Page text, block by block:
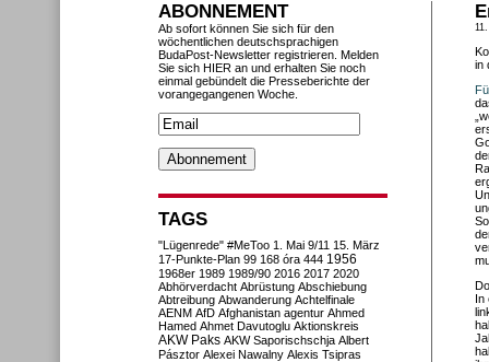
in
In
ABONNEMENT
Ab sofort können Sie sich für den
wöchentlichen deutschsprachigen
BudaPost-Newsletter registrieren. Melden
Sie sich HIER an und erhalten Sie noch
einmal gebündelt die Presseberichte der
vorangegangenen Woche.
TAGS
"Lügenrede" #MeToo 1. Mai 9/11 15. März
17-Punkte-Plan 99 168 óra 444 1956
1968er 1989 1989/90 2016 2017 2020
Abhörverdacht Abrüstung Abschiebung
Abtreibung Abwanderung Achtelfinale
AENM AfD Afghanistan agentur Ahmed
Hamed Ahmet Davutoglu Aktionskreis
AKW Paks AKW Saporischschja Albert
Pásztor Alexei Nawalny Alexis Tsipras